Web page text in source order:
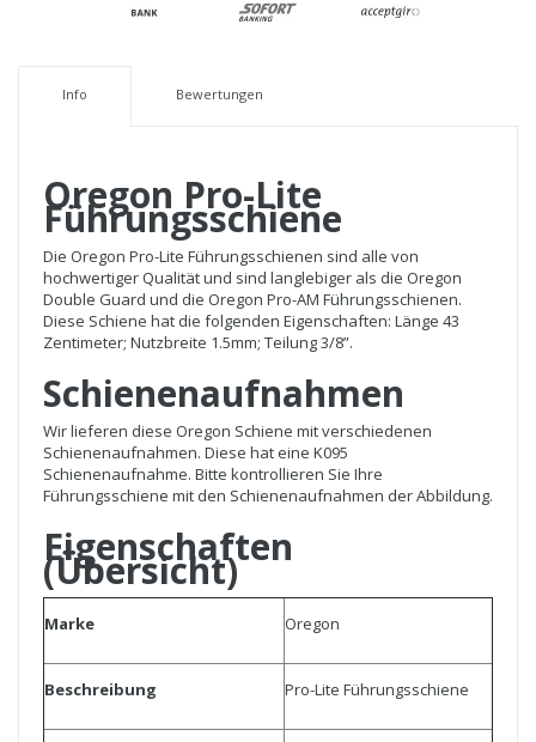
Info Bewertungen
Oregon Pro-Lite
Führungsschiene
Die Oregon Pro-Lite Führungsschienen sind alle von
hochwertiger Qualität und sind langlebiger als die Oregon
Double Guard und die Oregon Pro-AM Führungsschienen.
Diese Schiene hat die folgenden Eigenschaften: Länge 43
Zentimeter; Nutzbreite 1.5mm; Teilung 3/8”.
Schienenaufnahmen
Wir lieferen diese Oregon Schiene mit verschiedenen
Schienenaufnahmen. Diese hat eine K095
Schienenaufnahme. Bitte kontrollieren Sie Ihre
Führungsschiene mit den Schienenaufnahmen der Abbildung.
Eigenschaften
(Übersicht)
Marke Oregon
Beschreibung Pro-Lite Führungsschiene